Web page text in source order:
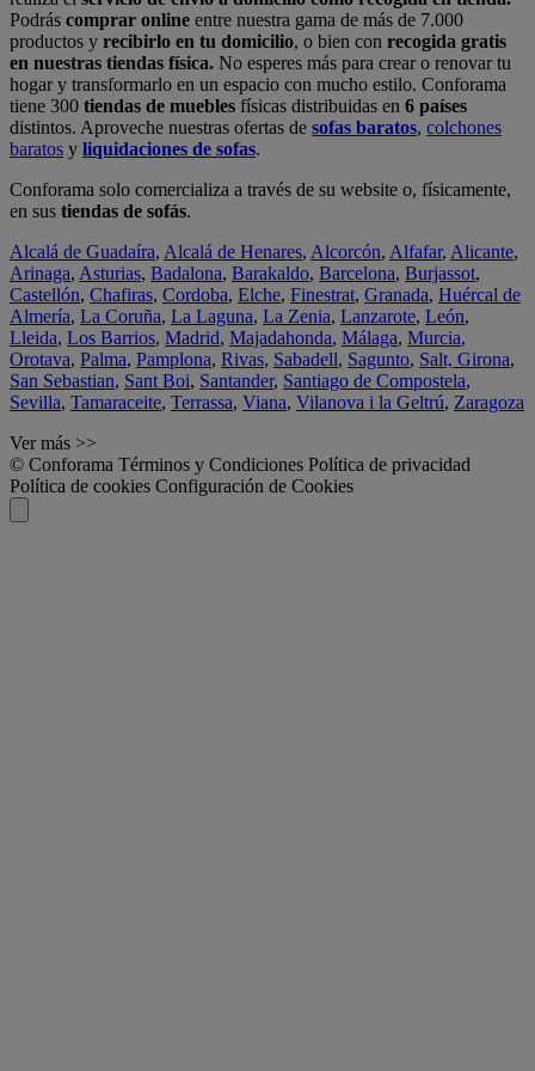
Podrás comprar online entre nuestra gama de más de 7.000
productos y recibirlo en tu domicilio, o bien con recogida gratis
en nuestras tiendas física. No esperes más para crear o renovar tu
hogar y transformarlo en un espacio con mucho estilo. Conforama
tiene 300 tiendas de muebles físicas distribuidas en 6 países
distintos. Aproveche nuestras ofertas de sofas baratos, colchones
baratos y liquidaciones de sofas.
Conforama solo comercializa a través de su website o, físicamente,
en sus tiendas de sofás.
Alcalá de Guadaíra, Alcalá de Henares, Alcorcón, Alfafar, Alicante,
Arinaga, Asturias, Badalona, Barakaldo, Barcelona, Burjassot,
Castellón, Chafiras, Cordoba, Elche, Finestrat, Granada, Huércal de
Almería, La Coruña, La Laguna, La Zenia, Lanzarote, León,
Lleida, Los Barrios, Madrid, Majadahonda, Málaga, Murcia,
Orotava, Palma, Pamplona, Rivas, Sabadell, Sagunto, Salt, Girona,
San Sebastian, Sant Boi, Santander, Santiago de Compostela,
Sevilla, Tamaraceite, Terrassa, Viana, Vilanova i la Geltrú, Zaragoza
Ver más >>
© Conforama Términos y Condiciones Política de privacidad
Política de cookies Configuración de Cookies